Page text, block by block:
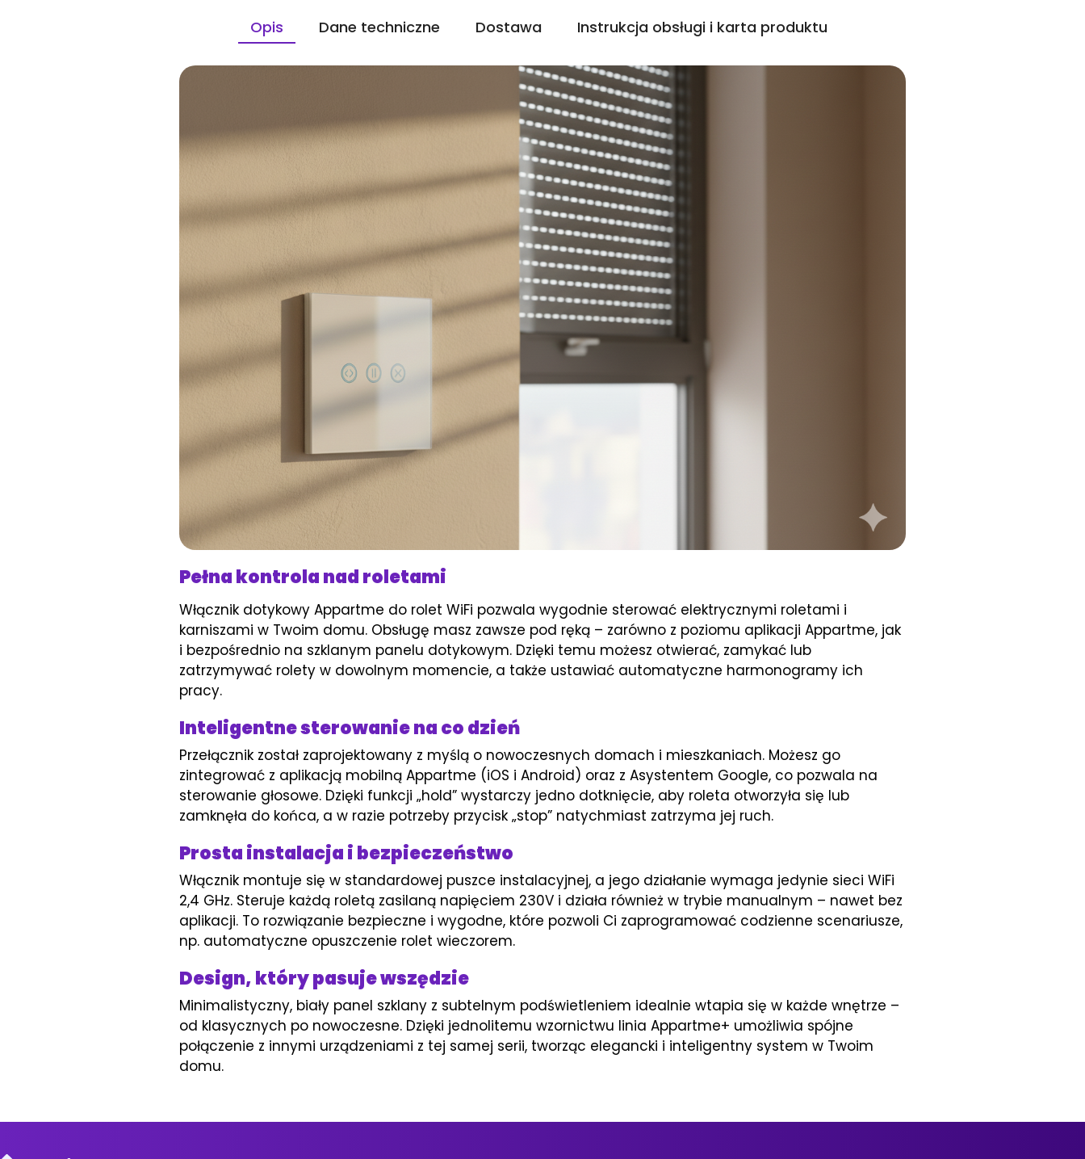
Opis Dane techniczne Dostawa Instrukcja obsługi i karta produktu
Pełna kontrola nad roletami
Włącznik dotykowy Appartme do rolet WiFi pozwala wygodnie sterować elektrycznymi roletami i
karniszami w Twoim domu. Obsługę masz zawsze pod ręką – zarówno z poziomu aplikacji Appartme, jak
i bezpośrednio na szklanym panelu dotykowym. Dzięki temu możesz otwierać, zamykać lub
zatrzymywać rolety w dowolnym momencie, a także ustawiać automatyczne harmonogramy ich
pracy.
Inteligentne sterowanie na co dzień
Przełącznik został zaprojektowany z myślą o nowoczesnych domach i mieszkaniach. Możesz go
zintegrować z aplikacją mobilną Appartme (iOS i Android) oraz z Asystentem Google, co pozwala na
sterowanie głosowe. Dzięki funkcji „hold” wystarczy jedno dotknięcie, aby roleta otworzyła się lub
zamknęła do końca, a w razie potrzeby przycisk „stop” natychmiast zatrzyma jej ruch.
Prosta instalacja i bezpieczeństwo
Włącznik montuje się w standardowej puszce instalacyjnej, a jego działanie wymaga jedynie sieci WiFi
2,4 GHz. Steruje każdą roletą zasilaną napięciem 230V i działa również w trybie manualnym – nawet bez
aplikacji. To rozwiązanie bezpieczne i wygodne, które pozwoli Ci zaprogramować codzienne scenariusze,
np. automatyczne opuszczenie rolet wieczorem.
Design, który pasuje wszędzie
Minimalistyczny, biały panel szklany z subtelnym podświetleniem idealnie wtapia się w każde wnętrze –
od klasycznych po nowoczesne. Dzięki jednolitemu wzornictwu linia Appartme+ umożliwia spójne
połączenie z innymi urządzeniami z tej samej serii, tworząc elegancki i inteligentny system w Twoim
domu.